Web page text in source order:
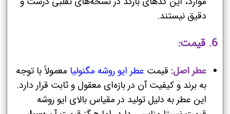
دقیق نیستند.
6. قیمت:
عطر اصل: قیمت عطر ایو روشه مگنولیا معمولاً با توجه
به برند و کیفیت آن در بازه‌ای معقول و ثابت قرار دارد.
این عطر به دلیل تولید در مقیاس بالای ایو روشه